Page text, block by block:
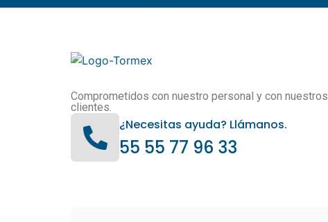
Comprometidos con nuestro personal y con nuestros
clientes.
¿Necesitas ayuda? Llámanos.
55 55 77 96 33